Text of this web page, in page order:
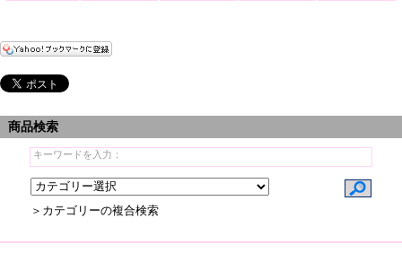
商品検索
＞カテゴリーの複合検索